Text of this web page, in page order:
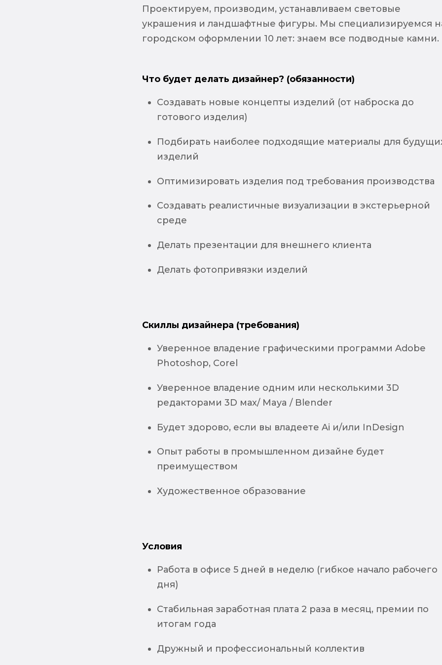
Проектируем, производим, устанавливаем световые
украшения и ландшафтные фигуры. Мы специализируемся
городском оформлении 10 лет: знаем все подводные камни.
Что будет делать дизайнер? (обязанности)
Создавать новые концепты изделий (от наброска до
готового изделия)
Подбирать наиболее подходящие материалы для
изделий
Оптимизировать изделия под требования производства
Создавать реалистичные визуализации в экстерьерной
среде
Делать презентации для внешнего клиента
Делать фотопривязки изделий
Скиллы дизайнера (требования)
Уверенное владение графическими программи Adobe
Photoshop, Corel
Уверенное владение одним или несколькими 3D
редакторами 3D мах/ Maya / Blender
Будет здорово, если вы владеете Ai и/или InDesign
Опыт работы в промышленном дизайне будет
преимуществом
Художественное образование
Условия
Работа в офисе 5 дней в неделю (гибкое начало рабочего
дня)
Стабильная заработная плата 2 раза в месяц, премии по
итогам года
Дружный и профессиональный коллектив